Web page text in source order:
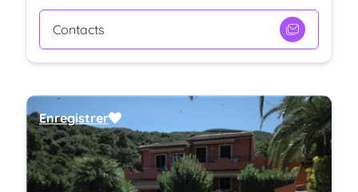
Contacts
Enregistrer